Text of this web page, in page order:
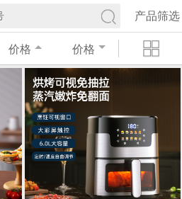
产品筛选
价格 价格